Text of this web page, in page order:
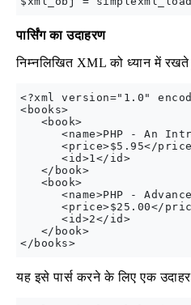
पार्सिंग का उदाहरण
निम्नलिखित XML को ध्यान में रखते
<?xml version="1.0"
<books>
   <book>
<name>PHP - An
<price>$5.95</
      <id>1</id>
   </book>
   <book>
<name>PHP -
<price>$25.00</
      <id>2</id>
   </book>
यह इसे पार्स करने के लिए एक